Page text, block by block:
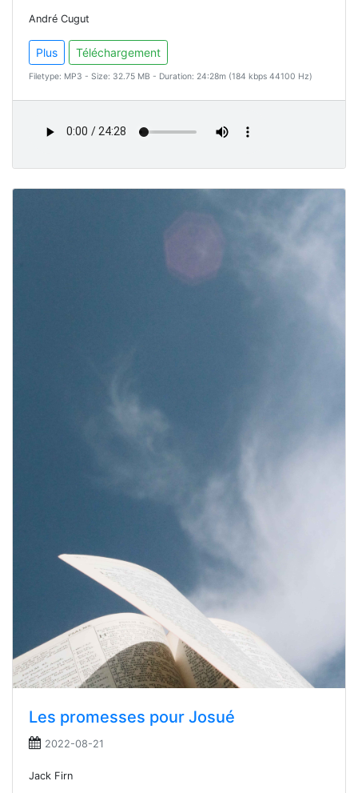
André Cugut
Plus Téléchargement
Filetype: MP3 - Size: 32.75 MB - Duration: 24:28m (184 kbps 44100 Hz)
Les promesses pour Josué
2022-08-21
Jack Firn